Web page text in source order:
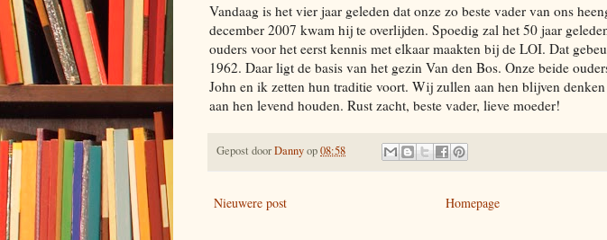
Vandaag is het vier jaar geleden dat onze zo beste vader van ons
december 2007 kwam hij te overlijden. Spoedig zal het 50 jaar
ouders voor het eerst kennis met elkaar maakten bij de LOI. Dat
1962. Daar ligt de basis van het gezin Van den Bos. Onze beide
John en ik zetten hun traditie voort. Wij zullen aan hen blijven
aan hen levend houden. Rust zacht, beste vader, lieve moeder!
Gepost doorDannyop08:58
Nieuwere post Homepage